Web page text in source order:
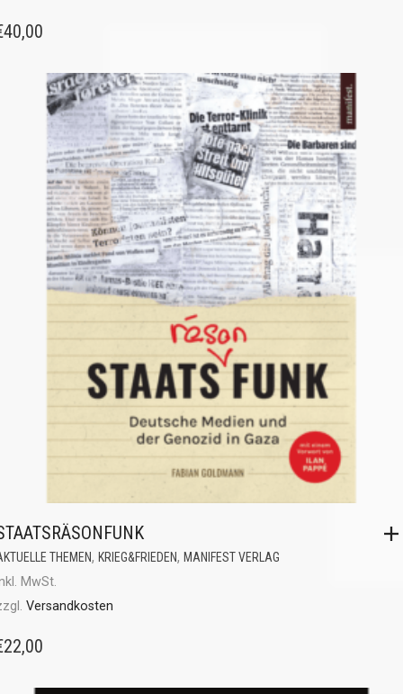
40,00
THEMEN, KRIEG&FRIEDEN, MANIFEST VERLAG
MwSt.
Versandkosten
22,00